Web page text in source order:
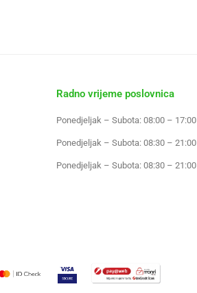
Radno vrijeme poslovnica
Ponedjeljak – Subota: 08:00 – 17:00
Ponedjeljak – Subota: 08:30 – 21:00
Ponedjeljak – Subota: 08:30 – 21:00